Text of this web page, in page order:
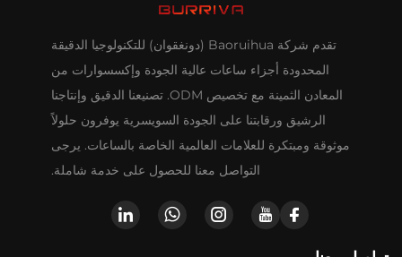
تقدم شركة Baoruihua (دونغقوان) للتكنولوجيا الدقيقة
المحدودة أجزاء ساعات عالية الجودة وإكسسوارات من
المعادن الثمينة مع تخصيص ODM. تصنيعنا الدقيق وإنتاجنا
الرشيق ورقابتنا على الجودة السويسرية يوفرون حلولاً
موثوقة ومبتكرة للعلامات العالمية الخاصة بالساعات. يرجى
التواصل معنا للحصول على خدمة شاملة.